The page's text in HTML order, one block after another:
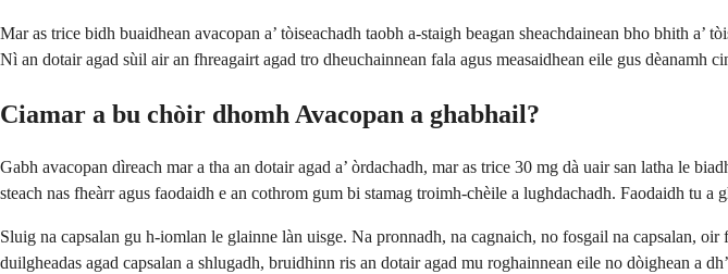
Mar as trice bidh buaidhean avacopan a’ tòiseachadh taobh a-staigh beagan sheachdainean bho bhith
Nì an dotair agad sùil air an fhreagairt agad tro dheuchainnean fala agus measaidhean eile gus dèanamh
Ciamar a bu chòir dhomh Avacopan a ghabhail?
Gabh avacopan dìreach mar a tha an dotair agad a’ òrdachadh, mar as trice 30 mg dà uair san latha le
steach nas fheàrr agus faodaidh e an cothrom gum bi stamag troimh-chèile a lughdachadh. Faodaidh tu
Sluig na capsalan gu h-iomlan le glainne làn uisge. Na pronnadh, na cagnaich, no fosgail na capsalan,
duilgheadas agad capsalan a shlugadh, bruidhinn ris an dotair agad mu roghainnean eile no dòighean a